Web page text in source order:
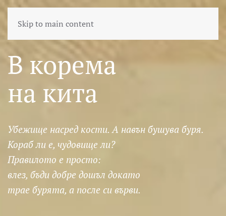
Skip to main content
В корема
на кита
Убежище насред кости. А навън бушува буря.
Кораб ли е, чудовище ли?
Правилото е просто:
влез, бъди добре дошъл докато
трае бурята, а после си върви.